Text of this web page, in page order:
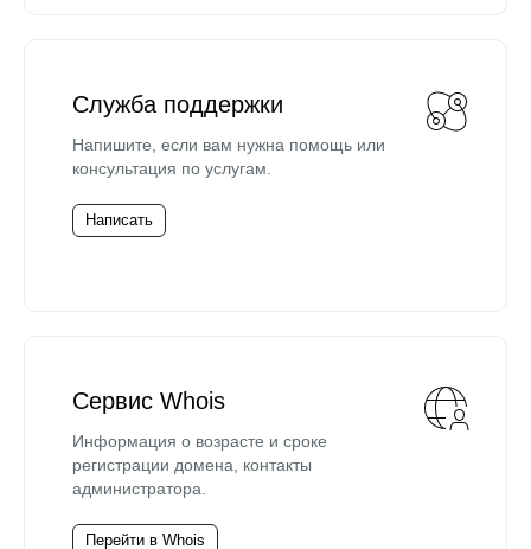
Служба поддержки
Напишите, если вам нужна помощь или
консультация по услугам.
Написать
Сервис Whois
Информация о возрасте и сроке
регистрации домена, контакты
администратора.
Перейти в Whois